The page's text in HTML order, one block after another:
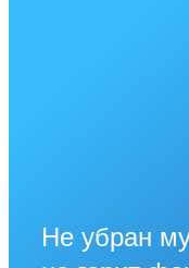
Не убран